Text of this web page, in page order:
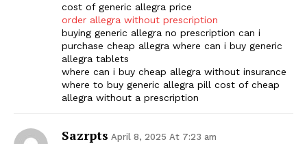
cost of generic allegra price
order allegra without prescription
buying generic allegra no prescription can i
purchase cheap allegra where can i buy generic
allegra tablets
where can i buy cheap allegra without insurance
where to buy generic allegra pill cost of cheap
allegra without a prescription
Sazrpts April 8, 2025 At 7:23 am